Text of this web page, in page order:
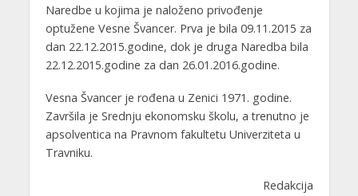
Naredbe u kojima je naloženo privođenje
optužene Vesne Švancer. Prva je bila 09.11.2015 za
dan 22.12.2015.godine, dok je druga Naredba bila
22.12.2015.godine za dan 26.01.2016.godine.
Vesna Švancer je rođena u Zenici 1971. godine.
Završila je Srednju ekonomsku školu, a trenutno je
apsolventica na Pravnom fakultetu Univerziteta u
Travniku.
Redakcija